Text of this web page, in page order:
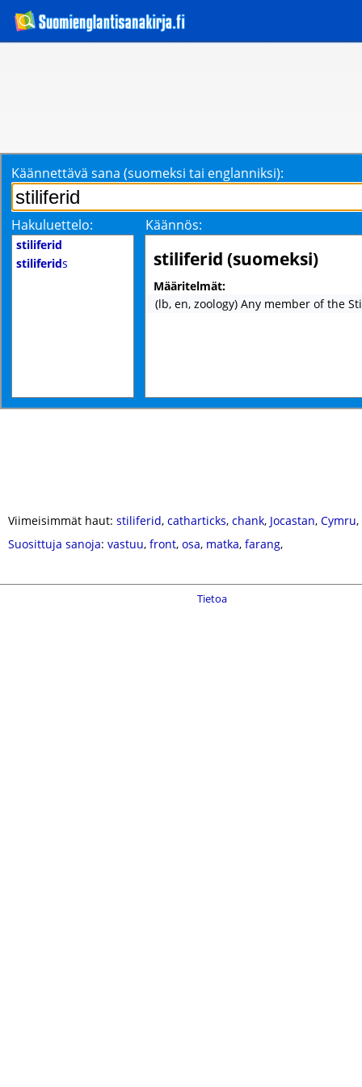
Käännettävä sana (suomeksi tai englanniksi):
Hakuluettelo: Käännös:
stiliferid
stiliferids stiliferid (suomeksi)
Määritelmät:
(lb, en, zoology) Any member of the
Viimeisimmät haut: stiliferid, catharticks, chank, Jocastan, Cymru,
Suosittuja sanoja: vastuu, front, osa, matka, farang,
Tietoa